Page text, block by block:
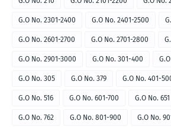
G.O No. 2301-2400 G.O No. 2401-2500
G.O No. 2601-2700 G.O No. 2701-2800
G.O No. 2901-3000 G.O No. 301-400
G.O No. 305 G.O No. 379 G.O No. 401-
G.O No. 516 G.O No. 601-700 G.O No. 651
G.O No. 762 G.O No. 801-900 G.O No.